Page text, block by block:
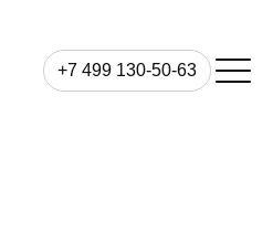
+7 499 130-50-63